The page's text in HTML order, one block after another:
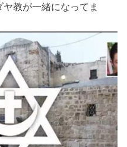
教が一緒になってま